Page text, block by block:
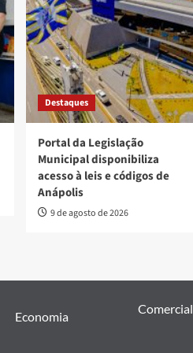
Destaques
Portal da Legislação
Municipal disponibiliza
acesso à leis e códigos de
Anápolis
9 de agosto de 2026
Economia
Comercial